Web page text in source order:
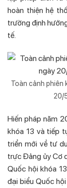
hoàn thiện hệ
trường định
tế.
Toàn cảnh phiên
20/
Hiến pháp năm
khóa 13 và tiếp
triển mới về tư
trực Đảng ủy Cơ
Quốc hội khóa
đại biểu Quốc